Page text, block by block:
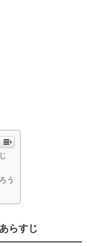
う
らすじ